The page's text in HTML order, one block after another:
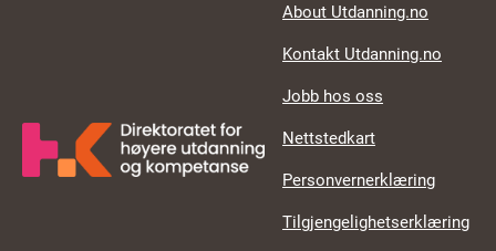
About Utdanning.no
Kontakt Utdanning.no
Jobb hos oss
Nettstedkart
Personvernerklæring
Tilgjengelighetserklæring